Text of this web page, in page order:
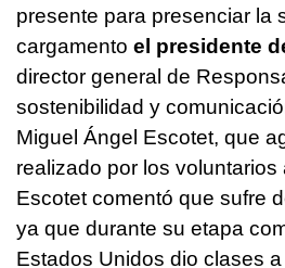
presente para presenciar la
cargamento el presidente
director general de
sostenibilidad y
Miguel Ángel Escotet, que
realizado por los voluntarios
Escotet comentó que sufre
ya que durante su etapa
Estados Unidos dio clases